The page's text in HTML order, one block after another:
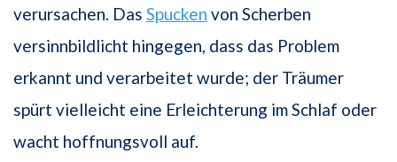
verursachen. Das Spucken von Scherben
versinnbildlicht hingegen, dass das Problem
erkannt und verarbeitet wurde; der Träumer
spürt vielleicht eine Erleichterung im Schlaf oder
wacht hoffnungsvoll auf.